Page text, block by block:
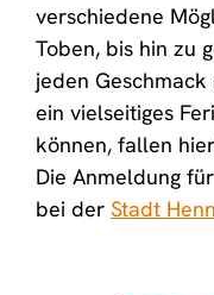
verschiedene
Toben, bis hin zu
jeden
ein vielseitiges
können, fallen
Die Anmeldung
bei der Stadt